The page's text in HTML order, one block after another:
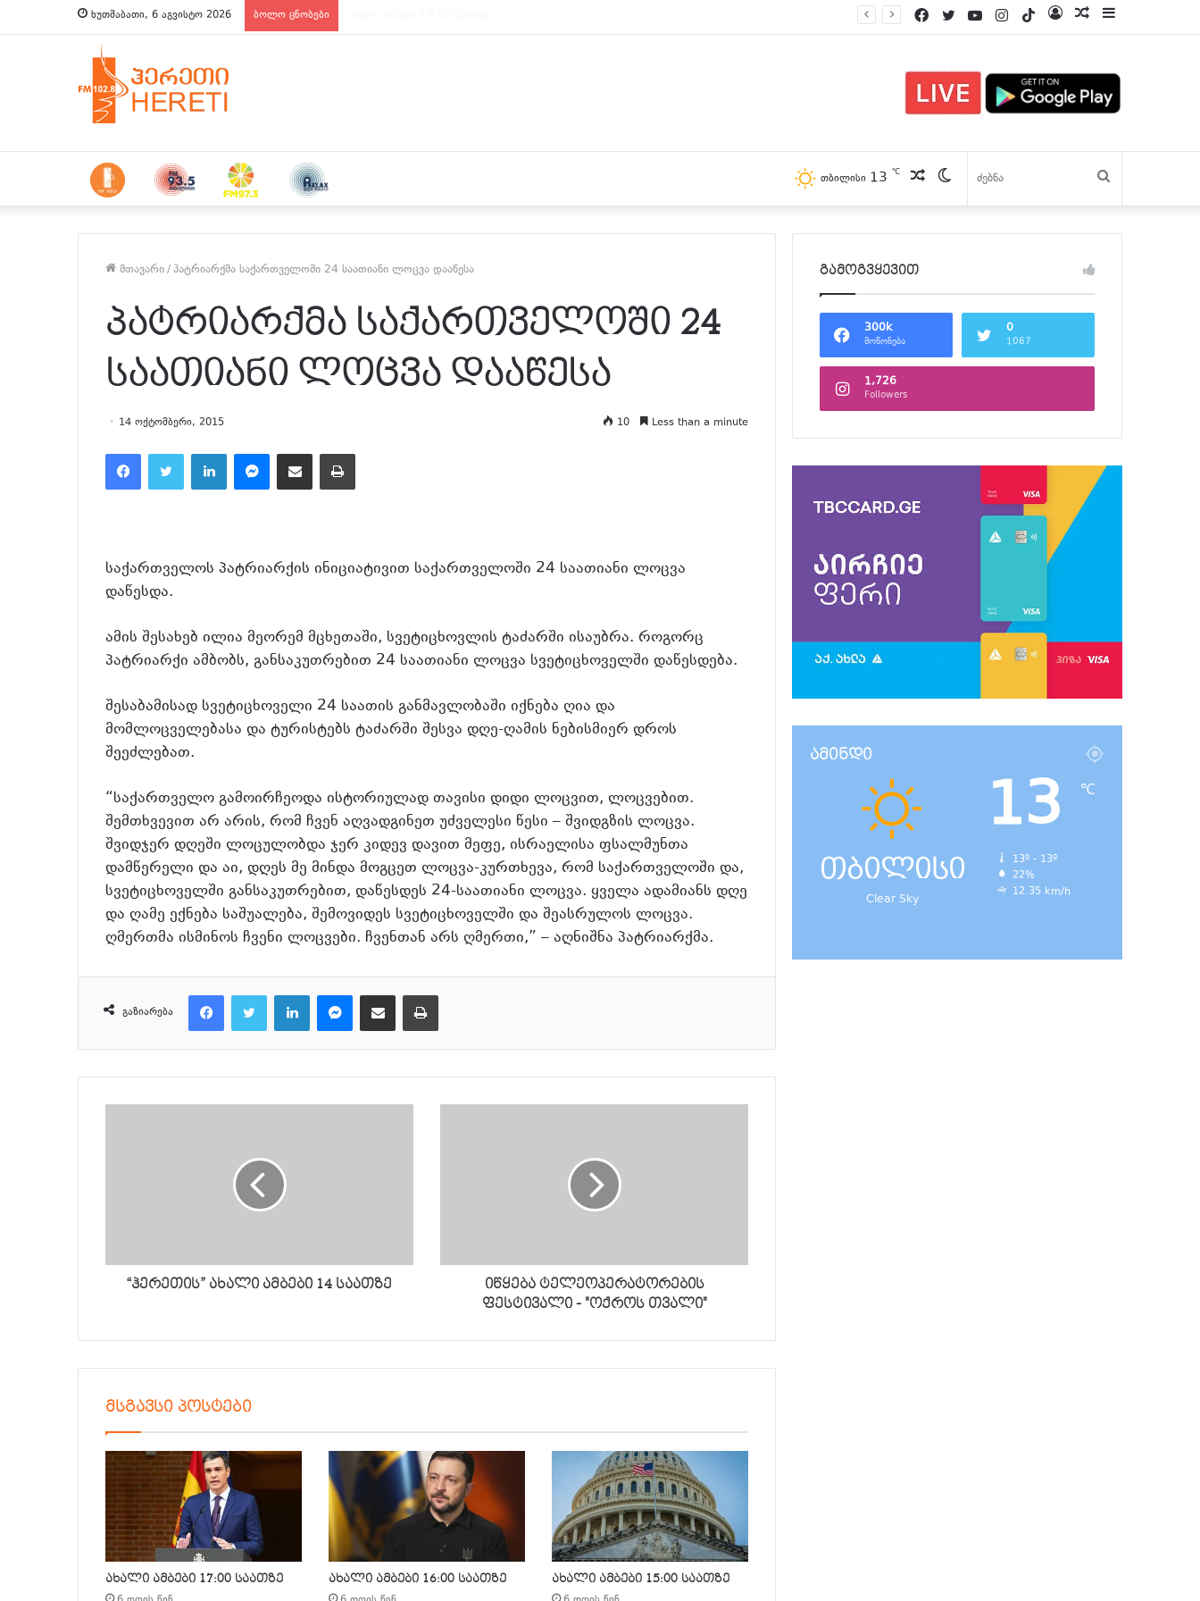
ხუთშაბათი, 6 აგვისტო 2026 ბოლო ცნობები პოსტები
Log
TikTok
Instagram
YouTube
Twitter
Facebook
Switch
skin
პოსტები
თბილისი 13 ℃
მთავარი/პატრიარქმა საქართველოში 24 საათიანი ლოცვა დააწესა
პატრიარქმა საქართველოში 24
საათიანი ლოცვა დააწესა
14 ოქტომბერი, 2015 10 Less than a minute
საქართველოს პატრიარქის ინიციატივით საქართველოში 24 საათიანი ლოცვა
დაწესდა.
ამის შესახებ ილია მეორემ მცხეთაში, სვეტიცხოვლის ტაძარში ისაუბრა. როგორც
პატრიარქი ამბობს, განსაკუთრებით 24 საათიანი ლოცვა სვეტიცხოველში დაწესდება.
შესაბამისად სვეტიცხოველი 24 საათის განმავლობაში იქნება ღია და
მომლოცველებასა და ტურისტებს ტაძარში შესვა დღე-ღამის ნებისმიერ დროს
შეეძლებათ.
“საქართველო გამოირჩეოდა ისტორიულად თავისი დიდი ლოცვით, ლოცვებით.
შემთხვევით არ არის, რომ ჩვენ აღვადგინეთ უძველესი წესი – შვიდგზის ლოცვა.
შვიდჯერ დღეში ლოცულობდა ჯერ კიდევ დავით მეფე, ისრაელისა ფსალმუნთა
დამწერელი და აი, დღეს მე მინდა მოგცეთ ლოცვა-კურთხევა, რომ საქართველოში და,
სვეტიცხოველში განსაკუთრებით, დაწესდეს 24-საათიანი ლოცვა. ყველა ადამიანს დღე
და ღამე ექნება საშუალება, შემოვიდეს სვეტიცხოველში და შეასრულოს ლოცვა.
ღმერთმა ისმინოს ჩვენი ლოცვები. ჩვენთან არს ღმერთი,” – აღნიშნა პატრიარქმა.
გაზიარება
“ჰერეთის” ახალი ამბები 14 საათზე
იწყება ტელეოპერატორების
ფესტივალი - "ოქროს თვალი"
მსგავსი პოსტები
ახალი ამბები 17:00 საათზე ახალი ამბები 16:00 საათზე ახალი ამბები 15:00 საათზე
გამოგვყევით
300k
მოწონება
0
1067
1,726
Followers
ამინდი
თბილისი
Clear Sky
13 ℃
13º - 13º
22%
12.35 km/h